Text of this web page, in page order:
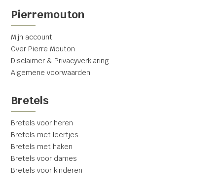
Pierremouton
Mijn account
Over Pierre Mouton
Disclaimer & Privacyverklaring
Algemene voorwaarden
Bretels
Bretels voor heren
Bretels met leertjes
Bretels met haken
Bretels voor dames
Bretels voor kinderen